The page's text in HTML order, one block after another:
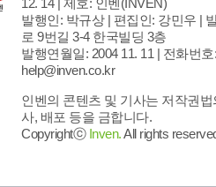
12. 14 | 제호: 인벤(INVEN)
발행인: 박규상 | 편집인: 강민우 |
로 9번길 3-4 한국빌딩 3층
발행연월일: 2004 11. 11 | 전화번호
help@inven.co.kr
인벤의 콘텐츠 및 기사는 저작권
사, 배포 등을 금합니다.
Copyrightⓒ Inven.All rights